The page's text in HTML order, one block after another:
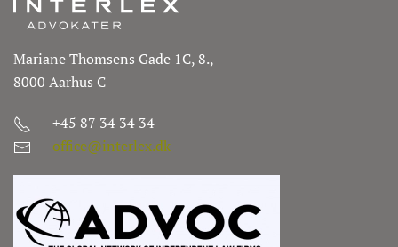
Mariane Thomsens Gade 1C, 8.,
8000 Aarhus C
+45 87 34 34 34
office@interlex.dk